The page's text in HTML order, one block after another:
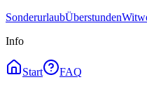
SonderurlaubÜberstunden
Info
Start
FAQ